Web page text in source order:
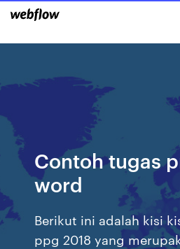
Contoh tugas
word
Berikut ini adalah kisi
ppg 2018 yang